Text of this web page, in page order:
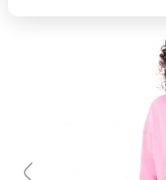
10